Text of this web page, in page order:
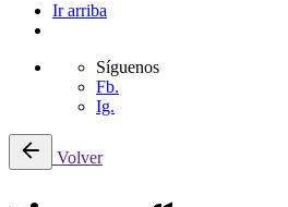
Ir arriba
Síguenos
Fb.
Ig.
Volver